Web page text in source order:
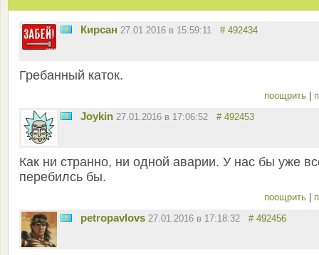
Кирсан 27.01.2016 в 15:59:11 # 492434
Гребанный каток.
поощрить |
Joykin 27.01.2016 в 17:06:52 # 492453
Как ни странно, ни одной аварии. У нас бы уже
перебилсь бы.
поощрить |
petropavlovs 27.01.2016 в 17:18:32 # 492456